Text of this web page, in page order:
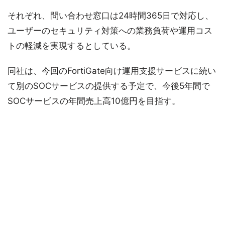
それぞれ、問い合わせ窓口は24時間365日で対応し、
ユーザーのセキュリティ対策への業務負荷や運用コス
トの軽減を実現するとしている。
同社は、今回のFortiGate向け運用支援サービスに続い
て別のSOCサービスの提供する予定で、今後5年間で
SOCサービスの年間売上高10億円を目指す。